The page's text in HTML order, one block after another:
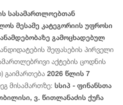
სასამართლოებთან
მესამე კატეგორიის უფროსი
გამოცხადებულ
ების შეფასების პირველი
აქტების ცოდნის
) გაიმართება 2026 წლის 7
მისამართზე: სსიპ - ფინანსთა
ვ. წითლანაძის ქუჩა